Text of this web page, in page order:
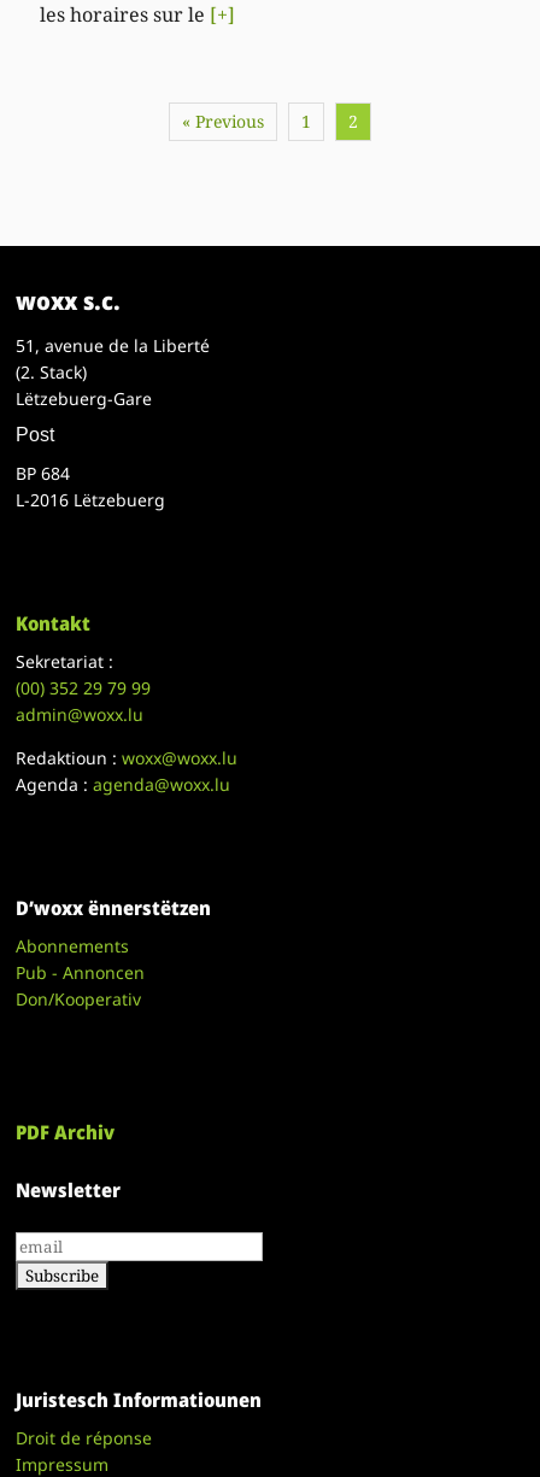
les horaires sur le [+]
« Previous 1 2
woxx s.c.
51, avenue de la Liberté
(2. Stack)
Lëtzebuerg-Gare
Post
BP 684
L-2016 Lëtzebuerg
Kontakt
Sekretariat :
(00)352 29 79 99
admin@woxx.lu
Redaktioun :woxx@woxx.lu
Agenda :agenda@woxx.lu
D’woxx ënnerstëtzen
Abonnements
Pub - Annoncen
Don/Kooperativ
PDF Archiv
Newsletter
Juristesch Informatiounen
Droit de réponse
Impressum